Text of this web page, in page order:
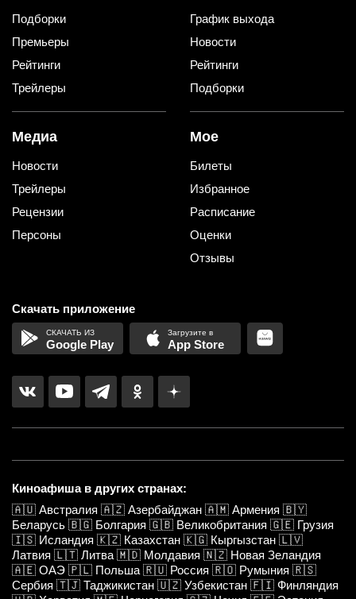
Подборки
Премьеры
Рейтинги
Трейлеры
График выхода
Новости
Рейтинги
Подборки
Медиа
Новости
Трейлеры
Рецензии
Персоны
Мое
Билеты
Избранное
Расписание
Оценки
Отзывы
Скачать приложение
Google Play App Store
Киноафиша в других странах:
🇦🇺 Австралия 🇦🇿 Азербайджан 🇦🇲 Армения 🇧🇾
Беларусь 🇧🇬 Болгария 🇬🇧 Великобритания 🇬🇪 Грузия
🇮🇸 Исландия 🇰🇿 Казахстан 🇰🇬 Кыргызстан 🇱🇻
Латвия 🇱🇹 Литва 🇲🇩 Молдавия 🇳🇿 Новая Зеландия
🇦🇪 ОАЭ 🇵🇱 Польша 🇷🇺 Россия 🇷🇴 Румыния 🇷🇸
Сербия 🇹🇯 Таджикистан 🇺🇿 Узбекистан 🇫🇮 Финляндия